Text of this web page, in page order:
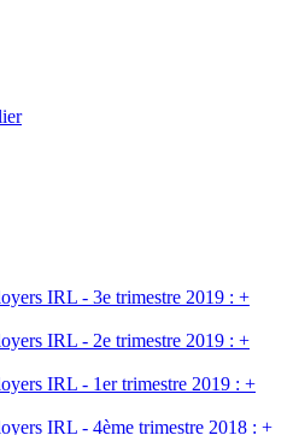
IRL - 3e trimestre 2019 : +
IRL - 2e trimestre 2019 : +
IRL - 1er trimestre 2019 : +
IRL - 4ème trimestre 2018 : +